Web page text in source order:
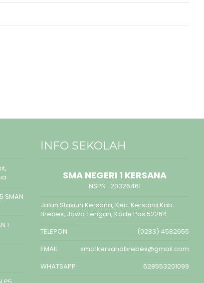
SMAN
1
INFO SEKOLAH
SMA NEGERI 1 KERSANA
NSPN : 20326461
Jalan Stasiun Kersana, Kec. Kersana Kab.
Brebes, Jawa Tengah, Kode Pos 52264
TELEPON
(0283) 4582655
EMAIL
sma1kersanabrebes@gmail.com
WHATSAPP
628553201099